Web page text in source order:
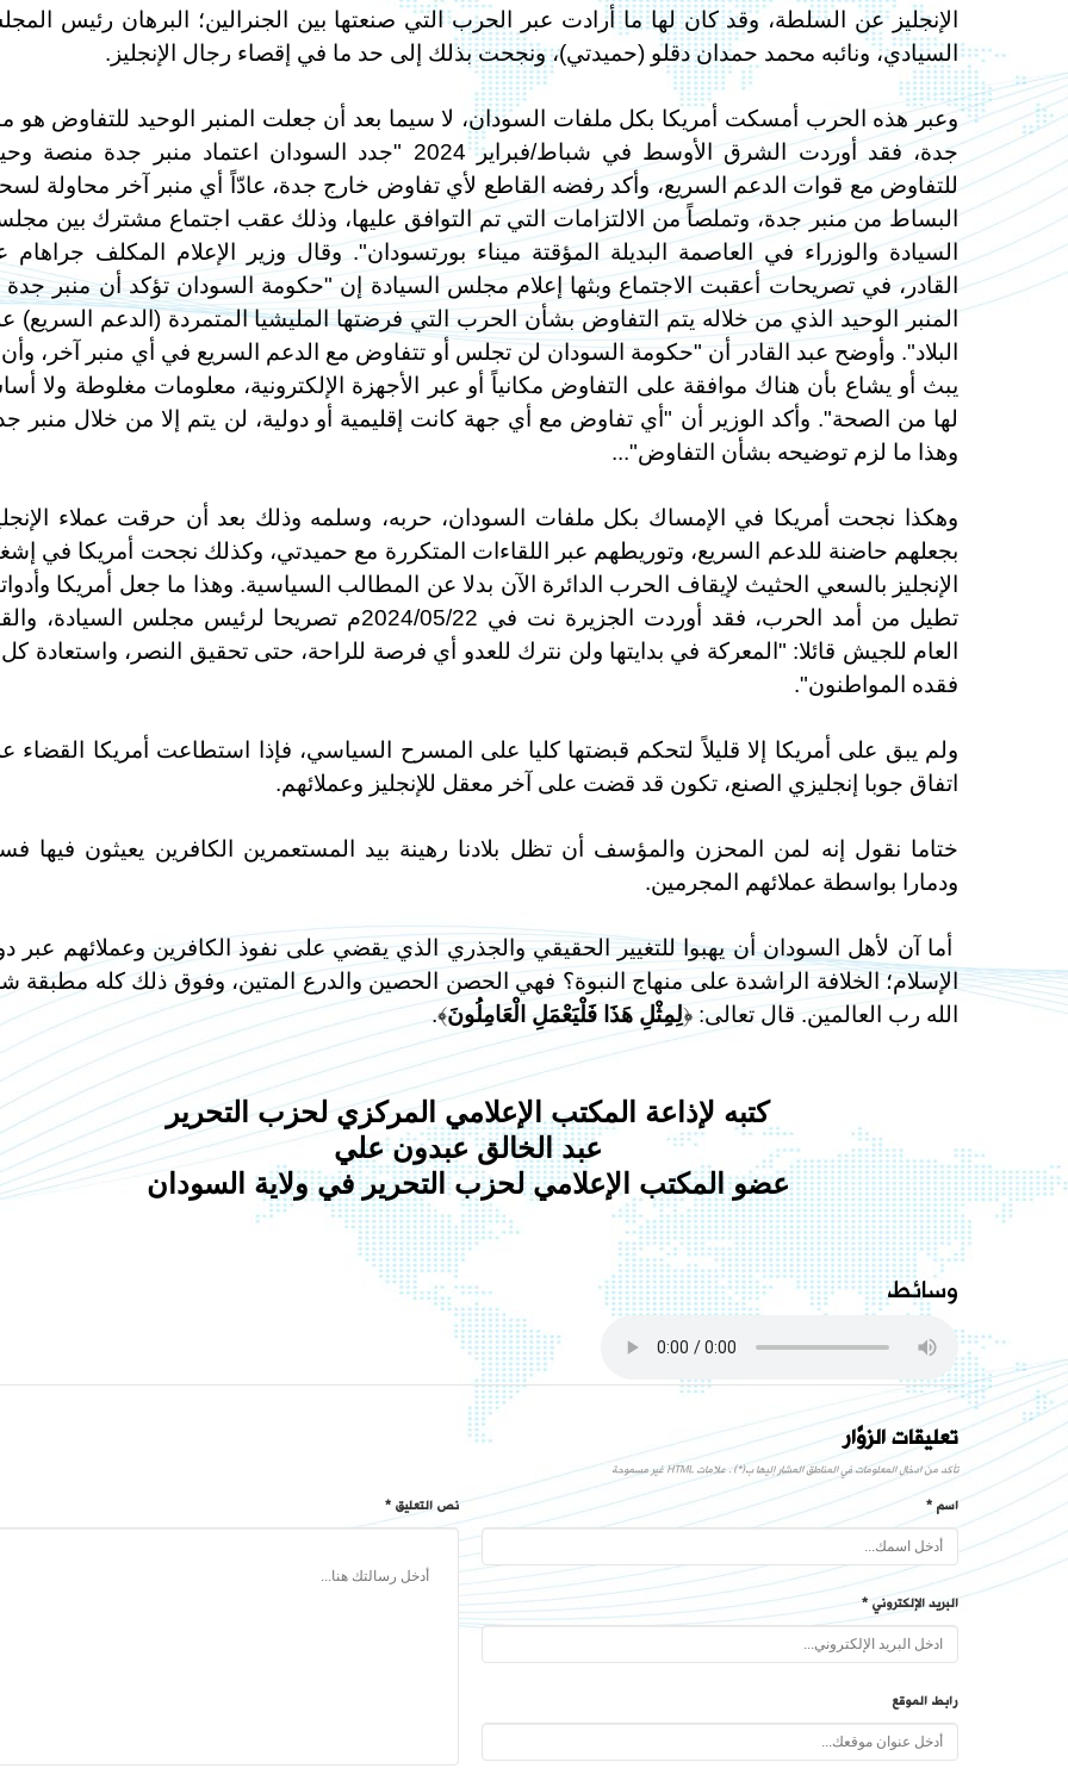
الإنجليز عن السلطة، وقد كان لها ما أرادت عبر الحرب التي صنعتها بين الجنرالين؛ البرهان رئيس
السيادي، ونائبه محمد حمدان دقلو (حميدتي)، ونجحت بذلك إلى حد ما في إقصاء رجال الإنجليز.
وعبر هذه الحرب أمسكت أمريكا بكل ملفات السودان، لا سيما بعد أن جعلت المنبر الوحيد للتفاوض هو
جدة، فقد أوردت الشرق الأوسط في شباط/فبراير 2024 "جدد السودان اعتماد منبر جدة منصة
للتفاوض مع قوات الدعم السريع، وأكد رفضه القاطع لأي تفاوض خارج جدة، عادّاً أي منبر آخر محاولة
البساط من منبر جدة، وتملصاً من الالتزامات التي تم التوافق عليها، وذلك عقب اجتماع مشترك بين
السيادة والوزراء في العاصمة البديلة المؤقتة ميناء بورتسودان". وقال وزير الإعلام المكلف جراهام
القادر، في تصريحات أعقبت الاجتماع وبثها إعلام مجلس السيادة إن "حكومة السودان تؤكد أن منبر جدة
المنبر الوحيد الذي من خلاله يتم التفاوض بشأن الحرب التي فرضتها المليشيا المتمردة (الدعم السريع)
البلاد". وأوضح عبد القادر أن "حكومة السودان لن تجلس أو تتفاوض مع الدعم السريع في أي منبر آخر، وأن
يبث أو يشاع بأن هناك موافقة على التفاوض مكانياً أو عبر الأجهزة الإلكترونية، معلومات مغلوطة ولا
لها من الصحة". وأكد الوزير أن "أي تفاوض مع أي جهة كانت إقليمية أو دولية، لن يتم إلا من خلال منبر
وهذا ما لزم توضيحه بشأن التفاوض"...
وهكذا نجحت أمريكا في الإمساك بكل ملفات السودان، حربه، وسلمه وذلك بعد أن حرقت عملاء
بجعلهم حاضنة للدعم السريع، وتوريطهم عبر اللقاءات المتكررة مع حميدتي، وكذلك نجحت أمريكا في
الإنجليز بالسعي الحثيث لإيقاف الحرب الدائرة الآن بدلا عن المطالب السياسية. وهذا ما جعل أمريكا
تطيل من أمد الحرب، فقد أوردت الجزيرة نت في 2024/05/22م تصريحا لرئيس مجلس السيادة،
العام للجيش قائلا: "المعركة في بدايتها ولن نترك للعدو أي فرصة للراحة، حتى تحقيق النصر، واستعادة
فقده المواطنون".
ولم يبق على أمريكا إلا قليلاً لتحكم قبضتها كليا على المسرح السياسي، فإذا استطاعت أمريكا القضاء
اتفاق جوبا إنجليزي الصنع، تكون قد قضت على آخر معقل للإنجليز وعملائهم.
ختاما نقول إنه لمن المحزن والمؤسف أن تظل بلادنا رهينة بيد المستعمرين الكافرين يعيثون فيها
ودمارا بواسطة عملائهم المجرمين.
أما آن لأهل السودان أن يهبوا للتغيير الحقيقي والجذري الذي يقضي على نفوذ الكافرين وعملائهم عبر
الإسلام؛ الخلافة الراشدة على منهاج النبوة؟ فهي الحصن الحصين والدرع المتين، وفوق ذلك كله مطبقة
الله رب العالمين. قال تعالى: ﴿لِمِثْلِ هَذَا فَلْيَعْمَلِ الْعَامِلُونَ﴾.
كتبه لإذاعة المكتب الإعلامي المركزي لحزب التحرير
عبد الخالق عبدون علي
عضو المكتب الإعلامي لحزب التحرير في ولاية السودان
وسائط
تعليقات الزوَّار
تأكد من ادخال المعلومات في المناطق المشار إليها ب(*) . علامات HTML غير مسموحة
اسم *
البريد الإلكتروني *
رابط الموقع
نص التعليق *